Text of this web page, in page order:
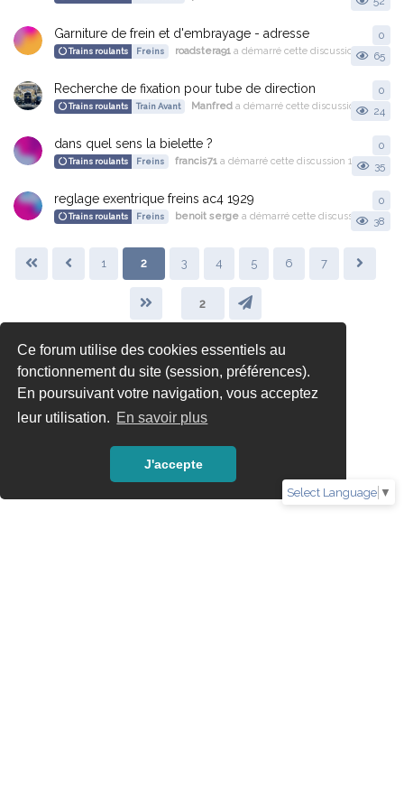
Ce forum utilise des cookies essentiels au
fonctionnement du site (session, préférences).
En poursuivant votre navigation, vous acceptez
leur utilisation. En savoir plus
J'accepte
Select Language ▼
Garniture de frein et d'embrayage - adresse
Trains roulants Freins roadstera91a démarré cette discussion 10 juil.
65
0
Recherche de fixation pour tube de direction
Trains roulants Train Avant Manfreda démarré cette discussion 12 oct.
24
0
dans quel sens la bielette ?
Trains roulants Freins francis71a démarré cette discussion 19 juil. 2023 35
0
reglage exentrique freins ac4 1929
Trains roulants Freins benoit sergea démarré cette discussion 22 juil.
38
0
1 2 3 4 5 6 7